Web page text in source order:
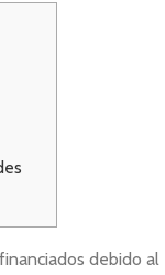
debido al